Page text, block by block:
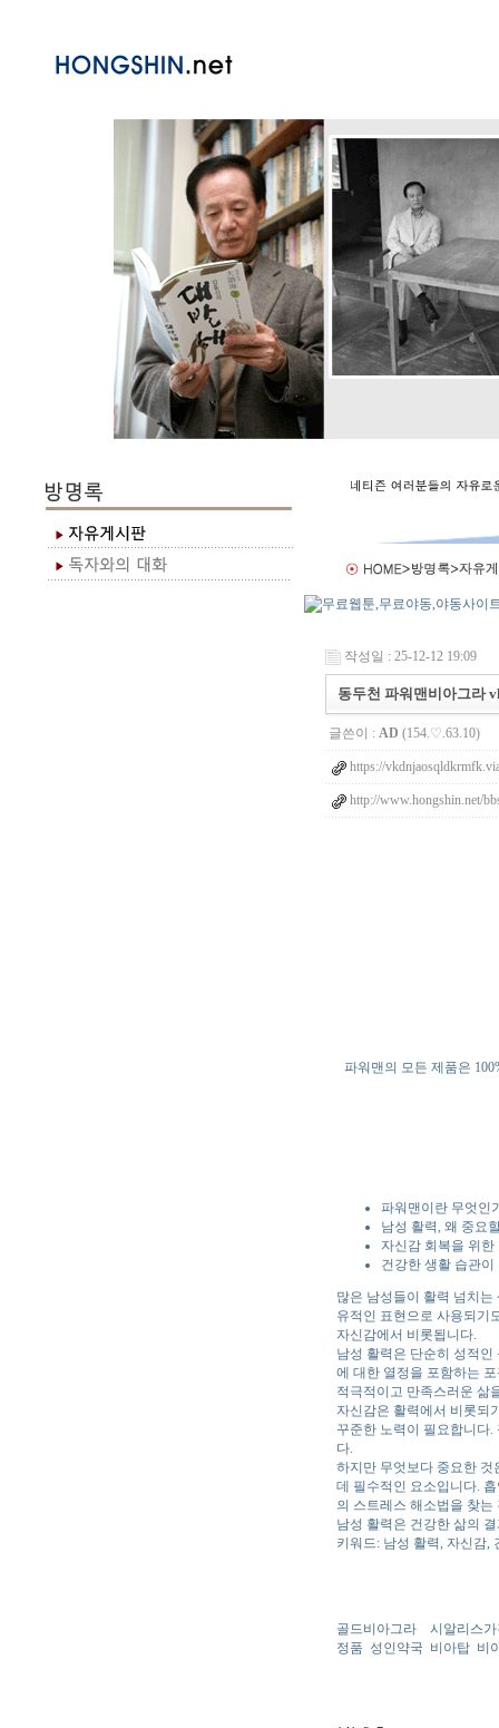
작성일 : 25-12-12 19:09
동두천 파워맨비아그라
글쓴이 : AD (154.♡.63.10)
https://
http://www.hongshin.net/
파워맨의 모든 제품은
파워맨이란 무엇인
남성 활력, 왜 중요
자신감 회복을 위한
건강한 생활 습관이
많은 남성들이 활력 넘치
유적인 표현으로 사용되기
자신감에서 비롯됩니다.
남성 활력은 단순히 성적
에 대한 열정을 포함하는
적극적이고 만족스러운 삶
자신감은 활력에서 비롯되
꾸준한 노력이 필요합니다
다.
하지만 무엇보다 중요한 것
데 필수적인 요소입니다.
의 스트레스 해소법을 찾는
남성 활력은 건강한 삶의
키워드: 남성 활력, 자신감,
골드비아그라
시알리스
정품 성인약국 비아탑 비